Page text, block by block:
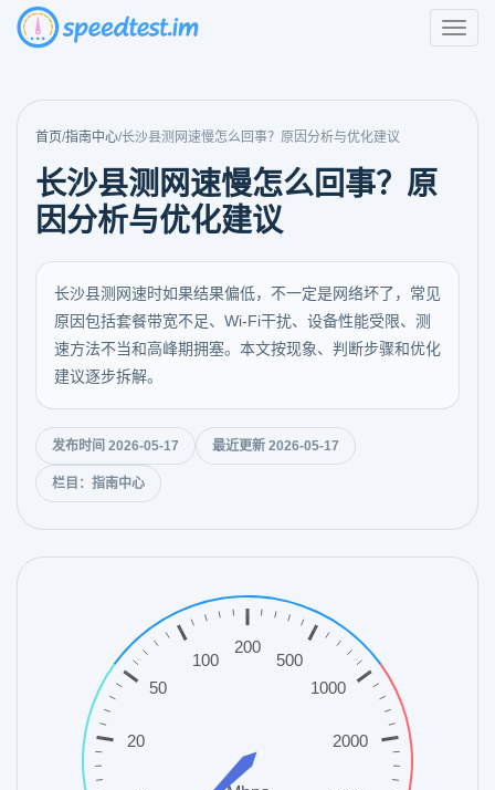
首页/指南中心/长沙县测网速慢怎么回事？原因分析与优化建议
长沙县测网速慢怎么回事？原
因分析与优化建议
长沙县测网速时如果结果偏低，不一定是网络坏了，常见
原因包括套餐带宽不足、Wi-Fi干扰、设备性能受限、测
速方法不当和高峰期拥塞。本文按现象、判断步骤和优化
建议逐步拆解。
发布时间 2026-05-17 最近更新 2026-05-17
栏目：指南中心